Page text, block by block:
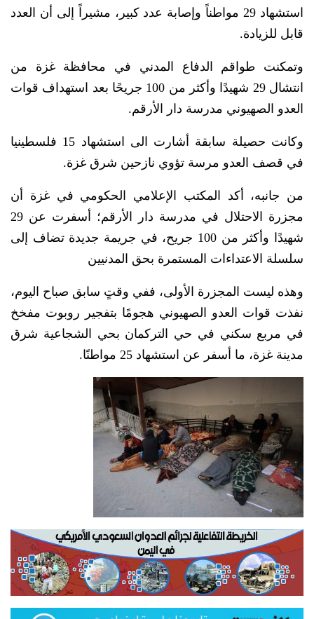
استشهاد 29 مواطناً وإصابة عدد كبير، مشيراً إلى أن العدد
قابل للزيادة.
وتمكنت طواقم الدفاع المدني في محافظة غزة من
انتشال 29 شهيدًا وأكثر من 100 جريحًا بعد استهداف قوات
العدو الصهيوني مدرسة دار الأرقم.
وكانت حصيلة سابقة أشارت الى استشهاد 15 فلسطينيا
في قصف العدو مرسة تؤوي نازحين شرق غزة.
من جانبه، أكد المكتب الإعلامي الحكومي في غزة أن
مجزرة الاحتلال في مدرسة دار الأرقم؛ أسفرت عن 29
شهيدًا وأكثر من 100 جريح، في جريمة جديدة تضاف إلى
سلسلة الاعتداءات المستمرة بحق المدنيين
وهذه ليست المجزرة الأولى، ففي وقتٍ سابق صباح اليوم،
نفذت قوات العدو الصهيوني هجومًا بتفجير روبوت مفخخ
في مربع سكني في حي التركمان بحي الشجاعية شرق
مدينة غزة، ما أسفر عن استشهاد 25 مواطنًا.